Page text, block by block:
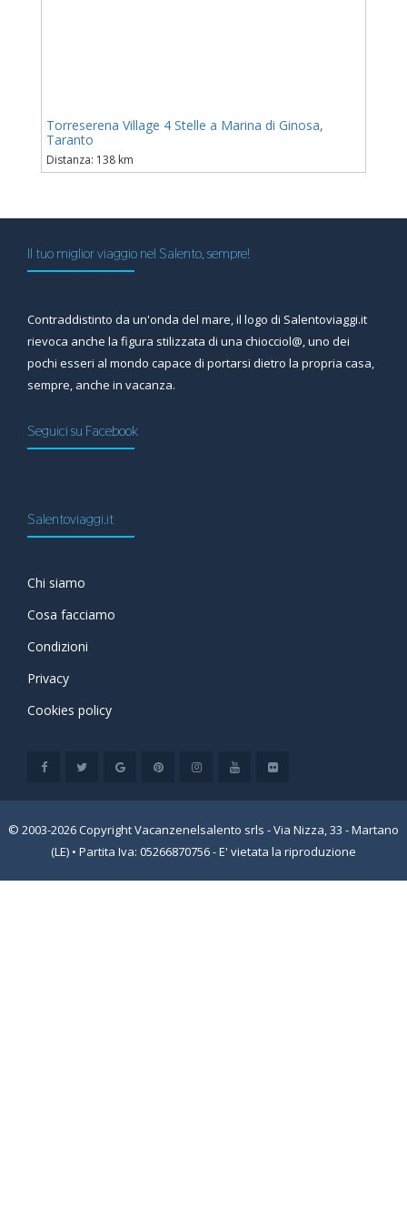
Torreserena Village 4 Stelle a Marina di Ginosa,
Taranto
Distanza: 138 km
Il tuo miglior viaggio nel Salento, sempre!
Contraddistinto da un'onda del mare, il logo di Salentoviaggi.it
rievoca anche la figura stilizzata di una chiocciol@, uno dei
pochi esseri al mondo capace di portarsi dietro la propria casa,
sempre, anche in vacanza.
Seguici su Facebook
Salentoviaggi.it
Chi siamo
Cosa facciamo
Condizioni
Privacy
Cookies policy
© 2003-2026 Copyright Vacanzenelsalento srls - Via Nizza, 33 - Martano
(LE) • Partita Iva: 05266870756 - E' vietata la riproduzione